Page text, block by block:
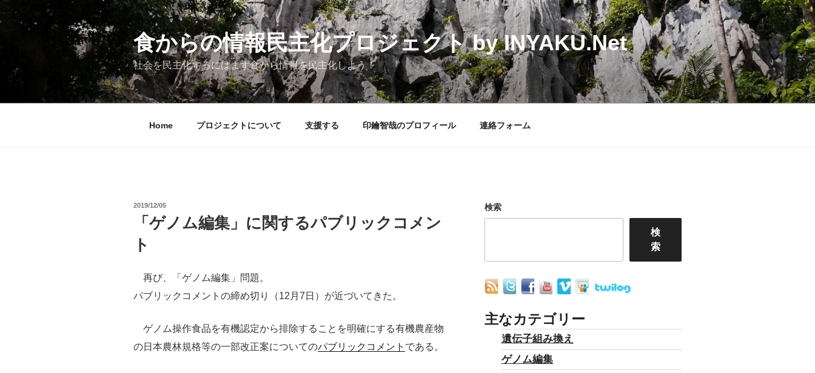
ン
ン
食からの情報民主化プロジェクト by INYAKU.Net
社会を民主化するにはまず食から情報を民主化しよう！
Home プロジェクトについて 支援する 印鑰智哉のプロフィール 連絡フォーム
投
2019/12/05
「ゲノム編集」に関するパブリックコメン
ト
再び、「ゲノム編集」問題。
パブリックコメントの締め切り（12月7日）が近づいてきた。
ゲノム操作食品を有機認定から排除することを明確にする有機農産物
の日本農林規格等の一部改正案についてのパブリックコメント である。
検索
検
索
主なカテゴリー
遺伝子組み換え
ゲノム編集